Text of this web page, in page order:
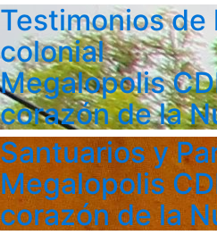
Testimonios de
colonial
Megalopolis
corazón de la
Santuarios y
Megalopolis
corazón de la